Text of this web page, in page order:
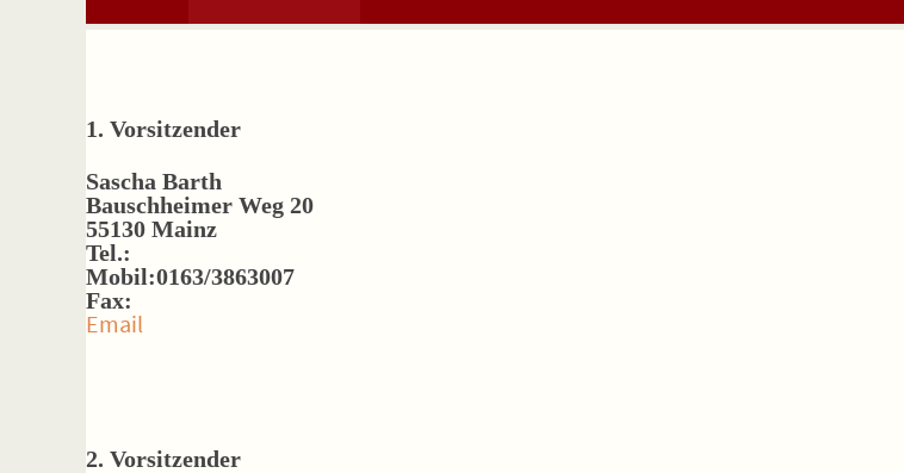
1. Vorsitzender
Sascha Barth
Bauschheimer Weg 20
55130 Mainz
Tel.:
Mobil:0163/3863007
Fax:
Email
2. Vorsitzender